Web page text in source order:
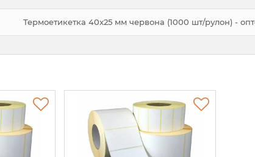
Термоетикетка 40x25 мм червона (1000 шт/рулон) -